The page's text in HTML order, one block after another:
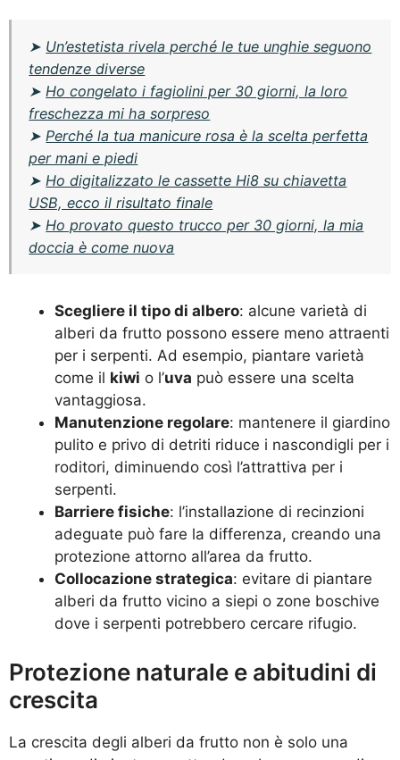
➤ Un’estetista rivela perché le tue unghie seguono
tendenze diverse
➤ Ho congelato i fagiolini per 30 giorni, la loro
freschezza mi ha sorpreso
➤ Perché la tua manicure rosa è la scelta perfetta
per mani e piedi
➤ Ho digitalizzato le cassette Hi8 su chiavetta
USB, ecco il risultato finale
➤ Ho provato questo trucco per 30 giorni, la mia
doccia è come nuova
Scegliere il tipo di albero: alcune varietà di
alberi da frutto possono essere meno attraenti
per i serpenti. Ad esempio, piantare varietà
come il kiwi o l’uva può essere una scelta
vantaggiosa.
Manutenzione regolare: mantenere il giardino
pulito e privo di detriti riduce i nascondigli per i
roditori, diminuendo così l’attrattiva per i
serpenti.
Barriere fisiche: l’installazione di recinzioni
adeguate può fare la differenza, creando una
protezione attorno all’area da frutto.
Collocazione strategica: evitare di piantare
alberi da frutto vicino a siepi o zone boschive
dove i serpenti potrebbero cercare rifugio.
Protezione naturale e abitudini di
crescita
La crescita degli alberi da frutto non è solo una